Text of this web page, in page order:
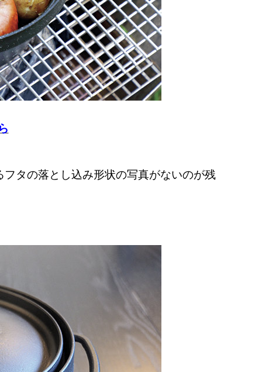
タの落とし込み形状の写真がないのが残